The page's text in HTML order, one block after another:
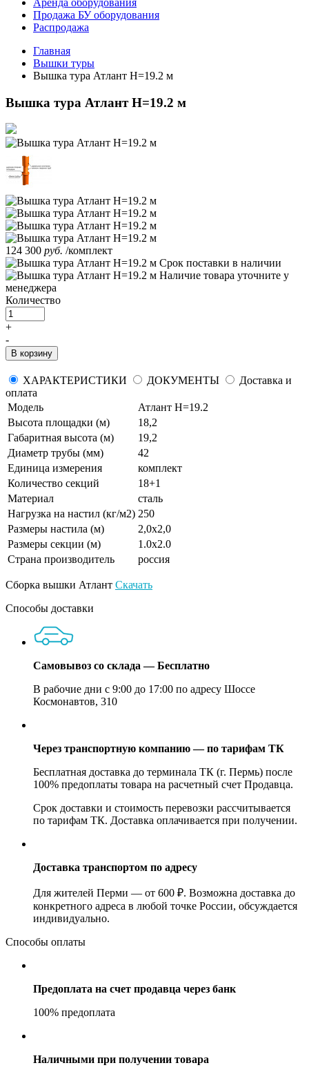
Аренда оборудования
Продажа БУ оборудования
Распродажа
Главная
Вышки туры
Вышка тура Атлант H=19.2 м
Вышка тура Атлант H=19.2 м
124 300 руб. /комплект
Срок поставки в наличии
Наличие товара уточните у
менеджера
Количество
+
-
В корзину
ХАРАКТЕРИСТИКИ ДОКУМЕНТЫ
Доставка и
оплата
Модель
Атлант H=19.2
Высота площадки (м)
18,2
Габаритная высота (м)
19,2
Диаметр трубы (мм)
42
Единица измерения
комплект
Количество секций
18+1
Материал
сталь
Нагрузка на настил (кг/м2) 250
Размеры настила (м)
2,0х2,0
Размеры секции (м)
1.0x2.0
Страна производитель
россия
Сборка вышки Атлант Скачать
Способы доставки
Самовывоз со склада — Бесплатно
В рабочие дни с 9:00 до 17:00 по адресу Шоссе
Космонавтов, 310
Через транспортную компанию — по тарифам ТК
Бесплатная доставка до терминала ТК (г. Пермь) после
100% предоплаты товара на расчетный счет Продавца.
Срок доставки и стоимость перевозки рассчитывается
по тарифам ТК. Доставка оплачивается при получении.
Доставка транспортом по адресу
Для жителей Перми — от 600 ₽. Возможна доставка до
конкретного адреса в любой точке России, обсуждается
индивидуально.
Способы оплаты
Предоплата на счет продавца через банк
100% предоплата
Наличными при получении товара